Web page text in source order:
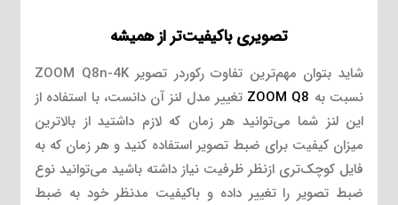
تصویری باکیفیت‌تر از همیشه
شاید بتوان مهم‌ترین تفاوت رکوردر تصویر ZOOM Q8n-4K
نسبت به ZOOM Q8 تغییر مدل لنز آن دانست، با استفاده از
این لنز شما می‌توانید هر زمان که لازم داشتید از بالاترین
میزان کیفیت برای ضبط تصویر استفاده کنید و هر زمان که به
فایل کوچک‌تری ازنظر ظرفیت نیاز داشته باشید می‌توانید نوع
ضبط تصویر را تغییر داده و باکیفیت مدنظر خود به ضبط